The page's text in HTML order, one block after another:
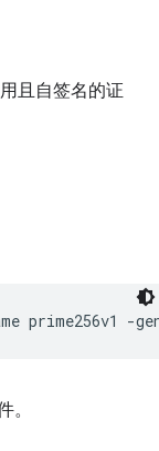
且自签名的证
prime256v1
。